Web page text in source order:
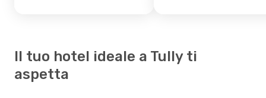
Il tuo hotel ideale a Tully ti
aspetta